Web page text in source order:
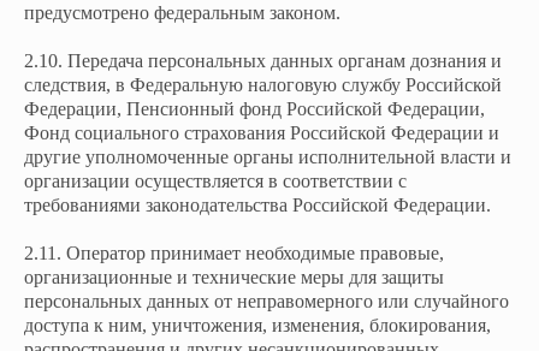
предусмотрено федеральным законом.
2.10. Передача персональных данных органам дознания и
следствия, в Федеральную налоговую службу Российской
Федерации, Пенсионный фонд Российской Федерации,
Фонд социального страхования Российской Федерации и
другие уполномоченные органы исполнительной власти и
организации осуществляется в соответствии с
требованиями законодательства Российской Федерации.
2.11. Оператор принимает необходимые правовые,
организационные и технические меры для защиты
персональных данных от неправомерного или случайного
доступа к ним, уничтожения, изменения, блокирования,